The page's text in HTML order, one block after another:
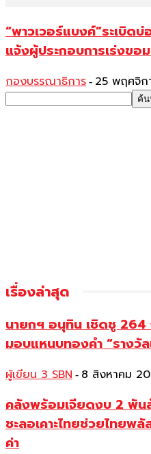
“พาวเวอร์แบงค์”ระเบิด
แจ้งผู้ประกอบการเร่งขอ
กองบรรณาธิการ - 25 พฤศจิก
เรื่องล่าสุด
นายกฯ อนุทิน เชิดชู
มอบแหนบทองคำ “รางวั
ผู้เขียน 3 SBN - 8 สิงหาคม
คลังพร้อมเจียดงบ 2 พัน
ชะลอเคาะไทยช่วยไทยพ
ค่า